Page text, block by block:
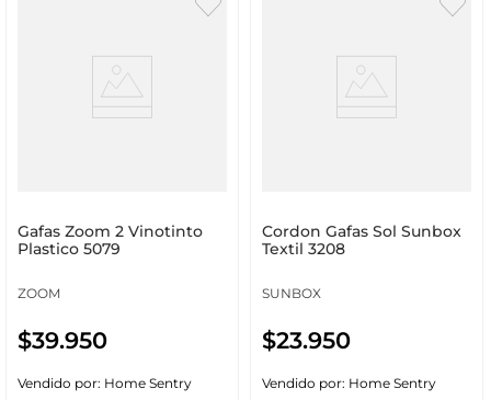
Gafas Zoom 2 Vinotinto
Plastico 5079
ZOOM
$39.950
Vendido por: Home Sentry
Cordon Gafas Sol Sunbox
Textil 3208
SUNBOX
$23.950
Vendido por: Home Sentry